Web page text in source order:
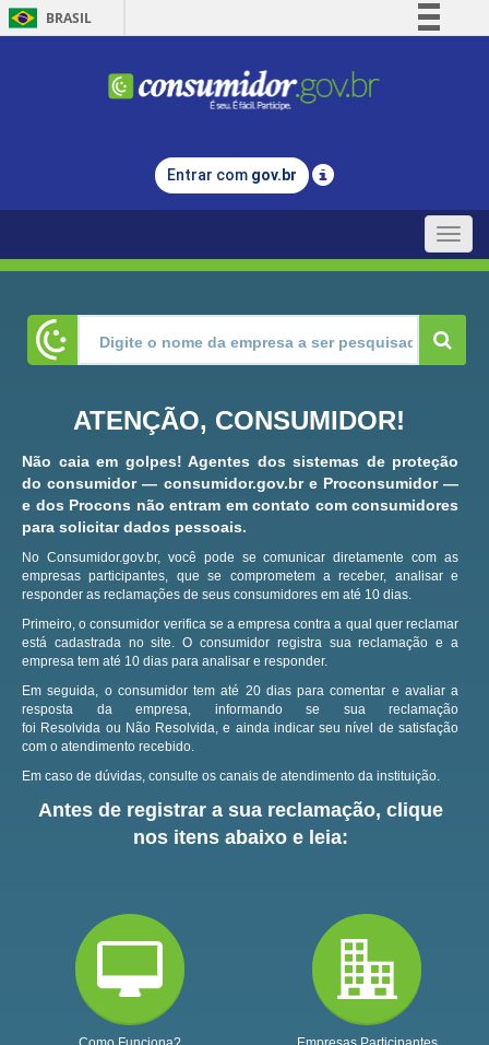
BRASIL
Comunica BR
Legislação
Entrar com gov.br
Toggle
ATENÇÃO, CONSUMIDOR!
Não caia em golpes! Agentes dos sistemas de proteção
do consumidor — consumidor.gov.br e Proconsumidor —
e dos Procons não entram em contato com consumidores
para solicitar dados pessoais.
No Consumidor.gov.br, você pode se comunicar diretamente com as
empresas participantes, que se comprometem a receber, analisar e
responder as reclamações de seus consumidores em até 10 dias.
Primeiro, o consumidor verifica se a empresa contra a qual quer reclamar
está cadastrada no site.O consumidor registra sua reclamação e a
empresa tem até 10 dias para analisar e responder.
Em seguida, o consumidor tem até 20 dias para comentar e avaliar a
resposta da empresa, informando se sua reclamação
foi Resolvida ou Não Resolvida, e ainda indicar seu nível de satisfação
com o atendimento recebido.
Em caso de dúvidas, consulte os canais de atendimento da instituição.
Antes de registrar a sua reclamação, clique
nos itens abaixo e leia: